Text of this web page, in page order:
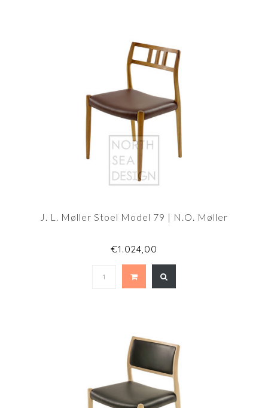
J. L. Møller Stoel Model 79 | N.O. Møller
€1.024,00